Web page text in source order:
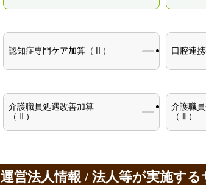
認知症専門ケア加算（Ⅱ） 口腔連
介護職員処遇改善加算
（Ⅱ）
介護職
（Ⅲ）
運営法人情報 / 法人等が実施する